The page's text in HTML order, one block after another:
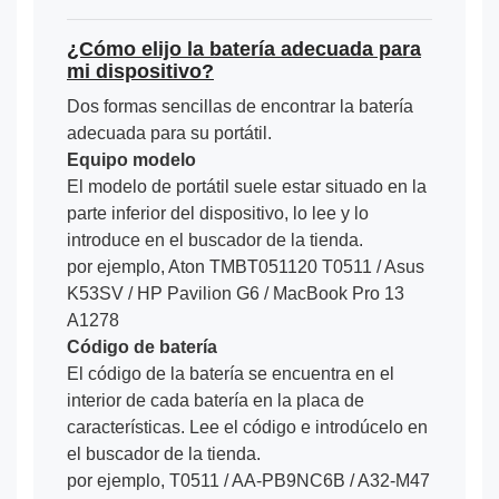
¿Cómo elijo la batería adecuada para
mi dispositivo?
Dos formas sencillas de encontrar la batería
adecuada para su portátil.
Equipo modelo
El modelo de portátil suele estar situado en la
parte inferior del dispositivo, lo lee y lo
introduce en el buscador de la tienda.
por ejemplo, Aton TMBT051120 T0511 / Asus
K53SV / HP Pavilion G6 / MacBook Pro 13
A1278
Código de batería
El código de la batería se encuentra en el
interior de cada batería en la placa de
características. Lee el código e introdúcelo en
el buscador de la tienda.
por ejemplo, T0511 / AA-PB9NC6B / A32-M47